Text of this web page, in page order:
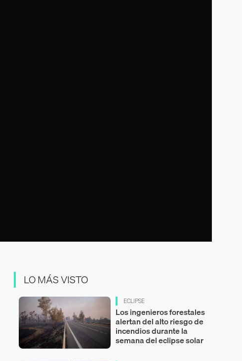
LO MÁS VISTO
ECLIPSE
Los ingenieros forestales
alertan del alto riesgo de
incendios durante la
semana del eclipse solar